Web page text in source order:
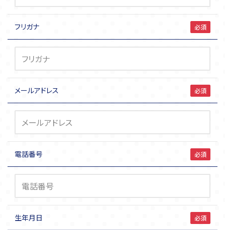
フリガナ 必須
メールアドレス 必須
電話番号 必須
生年月日 必須